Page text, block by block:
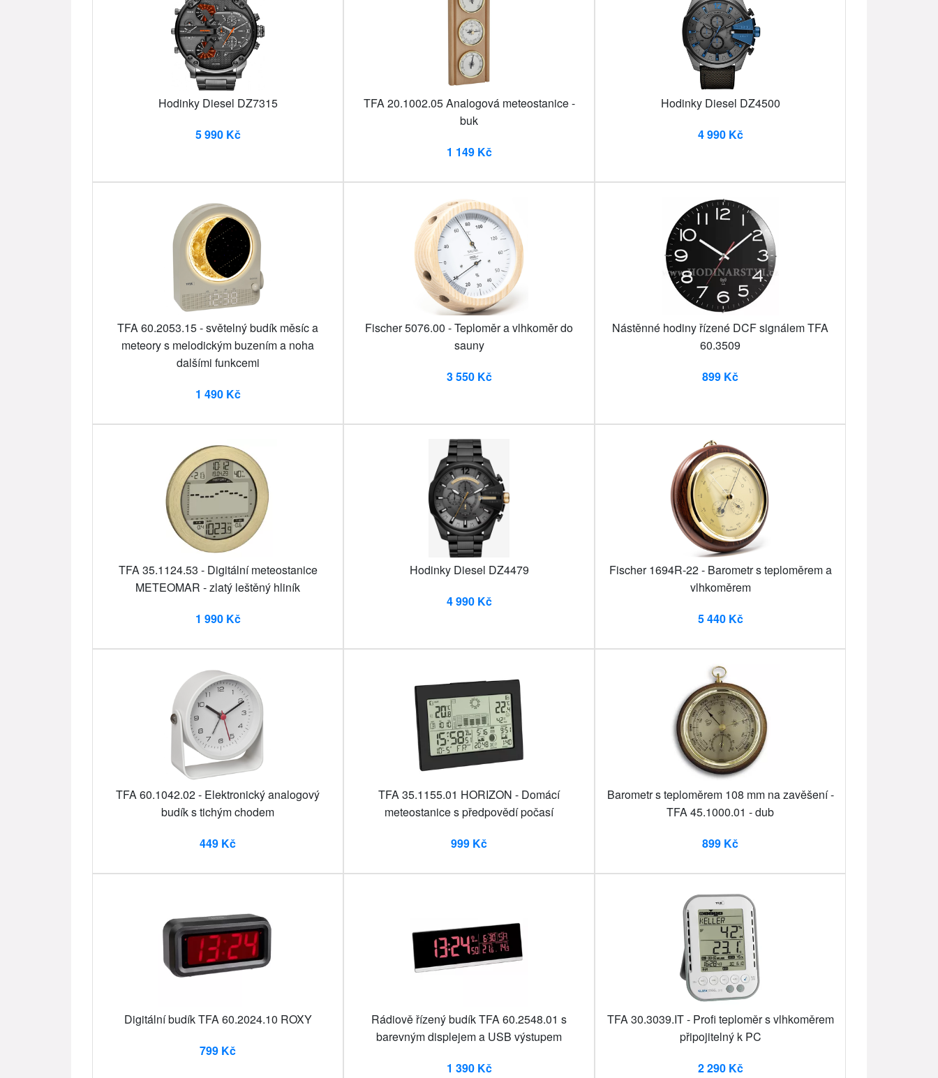
Hodinky Diesel DZ7315
5 990 Kč
TFA 20.1002.05 Analogová meteostanice -
buk
1 149 Kč
Hodinky Diesel DZ4500
4 990 Kč
TFA 60.2053.15 - světelný budík měsíc a
meteory s melodickým buzením a noha
dalšími funkcemi
1 490 Kč
Fischer 5076.00 - Teploměr a vlhkoměr do
sauny
3 550 Kč
Nástěnné hodiny řízené DCF signálem TFA
60.3509
899 Kč
TFA 35.1124.53 - Digitální meteostanice
METEOMAR - zlatý leštěný hliník
1 990 Kč
Hodinky Diesel DZ4479
4 990 Kč
Fischer 1694R-22 - Barometr s teploměrem a
vlhkoměrem
5 440 Kč
TFA 60.1042.02 - Elektronický analogový
budík s tichým chodem
449 Kč
TFA 35.1155.01 HORIZON - Domácí
meteostanice s předpovědí počasí
999 Kč
Barometr s teploměrem 108 mm na zavěšení -
TFA 45.1000.01 - dub
899 Kč
Digitální budík TFA 60.2024.10 ROXY
799 Kč
Rádiově řízený budík TFA 60.2548.01 s
barevným displejem a USB výstupem
1 390 Kč
TFA 30.3039.IT - Profi teploměr s vlhkoměrem
připojitelný k PC
2 290 Kč